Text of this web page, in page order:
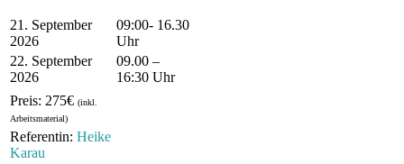
21. September
2026
09:00- 16.30
Uhr
22. September
2026
09.00 –
16:30 Uhr
Preis: 275€ (inkl.
Arbeitsmaterial)
Referentin: Heike
Karau